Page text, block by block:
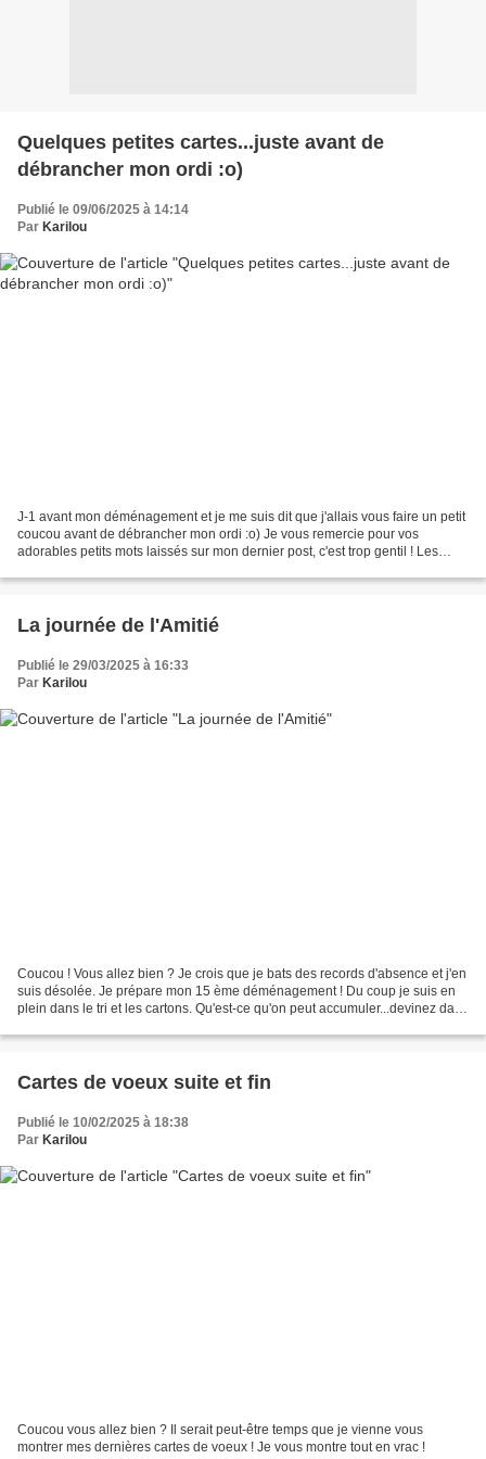
Quelques petites cartes...juste avant de
débrancher mon ordi :o)
Publié le 09/06/2025 à 14:14
Par Karilou
J-1 avant mon déménagement et je me suis dit que j'allais vous faire un petit
coucou avant de débrancher mon ordi :o) Je vous remercie pour vos
adorables petits mots laissés sur mon dernier post, c'est trop gentil ! Les
La journée de l'Amitié
Publié le 29/03/2025 à 16:33
Par Karilou
Coucou ! Vous allez bien ? Je crois que je bats des records d'absence et j'en
suis désolée. Je prépare mon 15 ème déménagement ! Du coup je suis en
plein dans le tri et les cartons. Qu'est-ce qu'on peut accumuler...devinez dans
Cartes de voeux suite et fin
Publié le 10/02/2025 à 18:38
Par Karilou
Coucou vous allez bien ? Il serait peut-être temps que je vienne vous
montrer mes dernières cartes de voeux ! Je vous montre tout en vrac !